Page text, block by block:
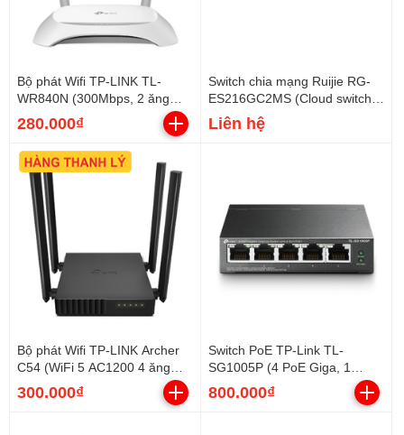
Bộ phát Wifi TP-LINK TL-
WR840N (300Mbps, 2 ăng
ten)
280.000₫
Switch chia mạng Ruijie RG-
ES216GC2MS (Cloud switch
16 cổng Gigabit)
Liên hệ
Bộ phát Wifi TP-LINK Archer
C54 (WiFi 5 AC1200 4 ăng
ten) - Hàng thanh lý BH 3
tháng
300.000₫
Switch PoE TP-Link TL-
SG1005P (4 PoE Giga, 1
Uplink Giga, 65W)
800.000₫